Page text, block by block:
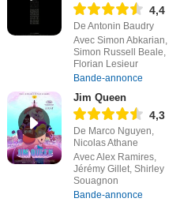
4,4
De Antonin Baudry
Avec Simon Abkarian,
Simon Russell Beale,
Florian Lesieur
Bande-annonce
Jim Queen
4,3
De Marco Nguyen,
Nicolas Athane
Avec Alex Ramires,
Jérémy Gillet, Shirley
Souagnon
Bande-annonce